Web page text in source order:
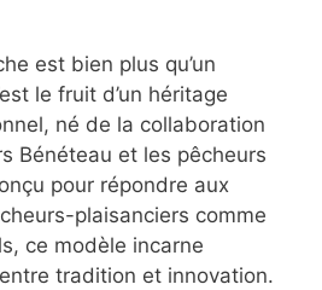
est bien plus qu’un
le fruit d’un héritage
né de la collaboration
Bénéteau et les pêcheurs
pour répondre aux
plaisanciers comme
ce modèle incarne
tradition et innovation.